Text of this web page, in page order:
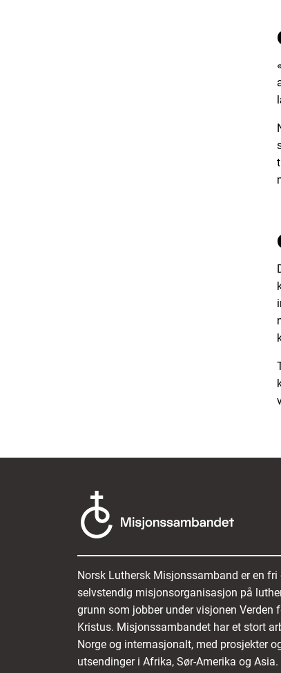
Norsk Luthersk Misjonssamband er en fri
selvstendig misjonsorganisasjon på
grunn som jobber under visjonen Verden
Kristus. Misjonssambandet har et stort
Norge og internasjonalt, med prosjekter
utsendinger i Afrika, Sør-Amerika og Asia.